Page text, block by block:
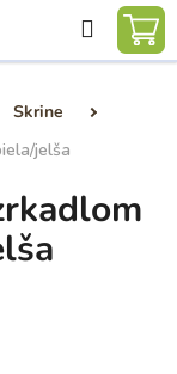
Hľadať
Skrine
jelša